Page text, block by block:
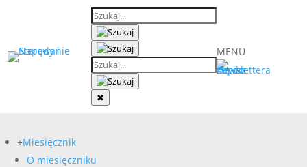
✖
MENU
+Miesięcznik
O miesięczniku